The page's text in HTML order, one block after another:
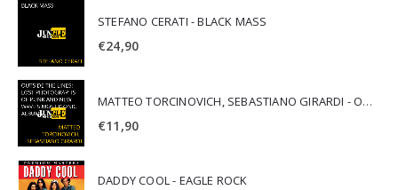
STEFANO CERATI - BLACK MASS
€24,90
MATTEO TORCINOVICH, SEBASTIANO GIRARDI - OUTSIDE THE LINES: LOST PHOTOGRAPHS OF PUNK AND NEW WAVE'S MOST ICONIC ALBUMS
€11,90
DADDY COOL - EAGLE ROCK